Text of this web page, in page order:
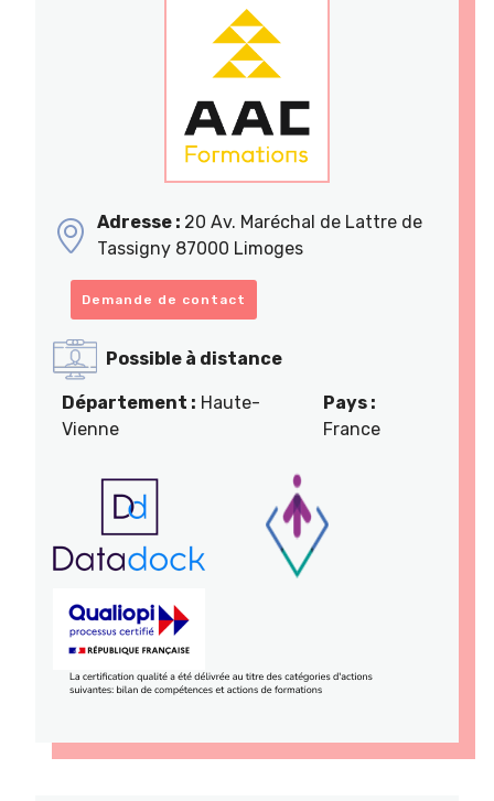
Adresse : 20 Av. Maréchal de Lattre de
Tassigny 87000 Limoges
Demande de contact
Possible à distance
Département : Haute-
Vienne
Pays :
France